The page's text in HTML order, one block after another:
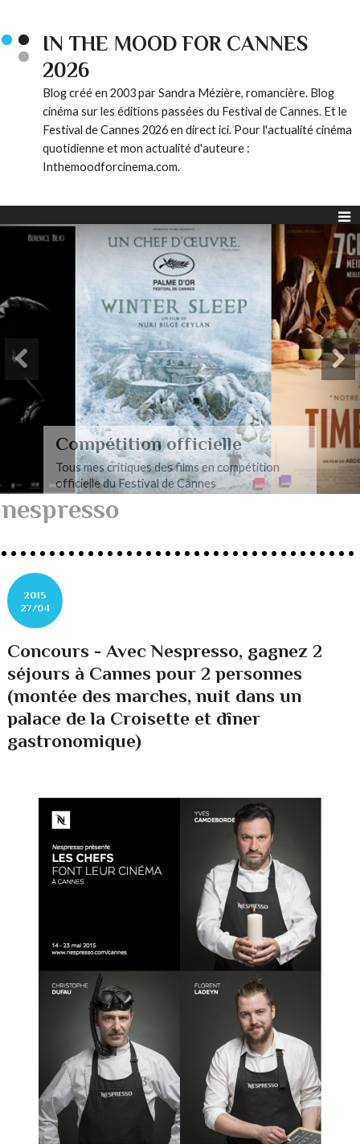
IN THE MOOD FOR CANNES
2026
Blog créé en 2003 par Sandra Mézière, romancière. Blog
cinéma sur les éditions passées du Festival de Cannes. Et le
Festival de Cannes 2026 en direct ici. Pour l'actualité cinéma
quotidienne et mon actualité d'auteure :
Inthemoodforcinema.com.
Compétition officielle
Tous mes critiques des films en compétition
officielle du Festival de Cannes
nespresso
2015
27/04
Concours - Avec Nespresso, gagnez 2
séjours à Cannes pour 2 personnes
(montée des marches, nuit dans un
palace de la Croisette et dîner
gastronomique)